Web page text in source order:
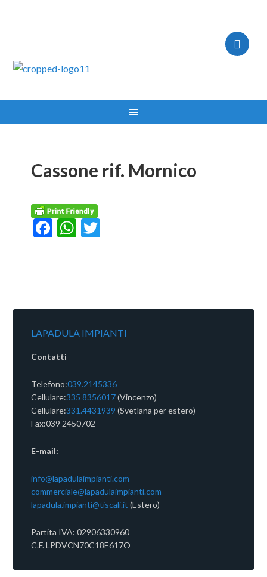
Cassone rif. Mornico
Facebook
WhatsApp
LAPADULA IMPIANTI
Contatti
Telefono:039.2145336
Cellulare:335 8356017(Vincenzo)
Cellulare:331.4431939 (Svetlana per estero)
Fax:039 2450702
E-mail:
info@lapadulaimpianti.com
commerciale@lapadulaimpianti.com
lapadula.impianti@tiscali.it (Estero)
Partita IVA: 02906330960
C.F. LPDVCN70C18E617O